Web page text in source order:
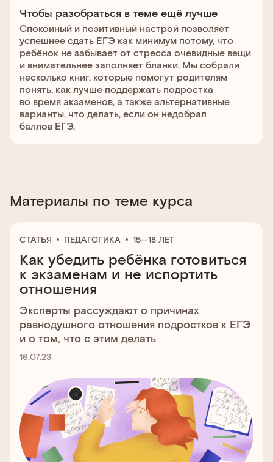
Чтобы разобраться в теме ещё лучше
Спокойный и позитивный настрой позволяет
успешнее сдать ЕГЭ как минимум потому, что
ребёнок не забывает от стресса очевидные вещи
и внимательнее заполняет бланки. Мы собрали
несколько книг, которые помогут родителям
понять, как лучше поддержать подростка
во время экзаменов, а также альтернативные
варианты, что делать, если он недобрал
баллов ЕГЭ.
Материалы по теме курса
СТАТЬЯ ПЕДАГОГИКА 15—18 ЛЕТ
Как убедить ребёнка готовиться
к экзаменам и не испортить
отношения
Эксперты рассуждают о причинах
равнодушного отношения подростков к ЕГЭ
и о том, что с этим делать
16.07.23